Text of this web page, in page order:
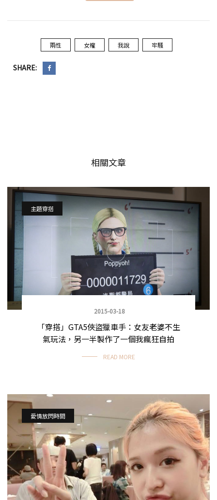
兩性 女權 我說 牢騷
SHARE:
相關文章
主題穿搭
2015-03-18
「穿搭」GTA5俠盜獵車手：女友老婆不生
氣玩法，另一半製作了一個我瘋狂自拍
READ MORE
愛情放閃時間